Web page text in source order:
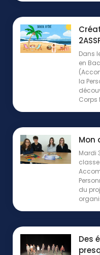
Dans
en
la
Corps
Mon
Mardi
du
Des